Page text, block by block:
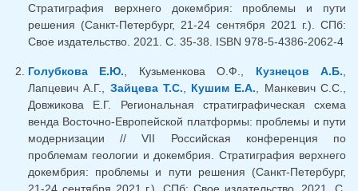
Стратиграфия верхнего докембрия: проблемы и пути
решения (Санкт-Петербург, 21-24 сентября 2021 г.). СПб:
Свое издательство. 2021. С. 35-38. ISBN 978-5-4386-2062-4
Голубкова Е.Ю. , Кузьменкова О.Ф., Кузнецов А.Б.
Лапцевич А.Г., Зайцева Т.С. Кушим Е.А. , Манкевич С.С.,
Довжикова Е.Г. Региональная стратиграфическая схема
венда Восточно-Европейской платформы: проблемы и пути
модернизации // VII Российская конференция по
проблемам геологии и докембрия. Стратиграфия верхнего
докембрия: проблемы и пути решения (Санкт-Петербург,
21-24 сентября 2021 г.). СПб: Свое издательство. 2021. С.